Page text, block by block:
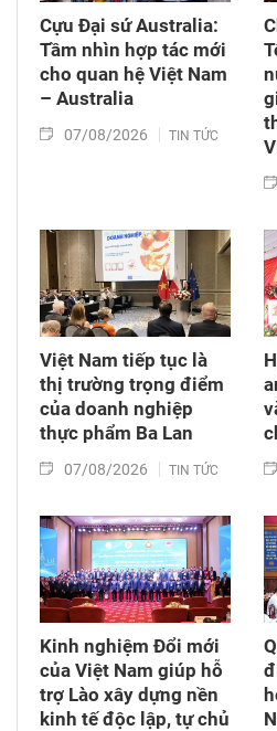
luận ở tổ về 3 dự án Luật
Cựu Đại sứ Australia:
Tầm nhìn hợp tác mới
cho quan hệ Việt Nam
– Australia
07/08/2026 TIN TỨC
Việt Nam tiếp tục là
thị trường trọng điểm
của doanh nghiệp
thực phẩm Ba Lan
07/08/2026 TIN TỨC
Kinh nghiệm Đổi mới
của Việt Nam giúp hỗ
trợ Lào xây dựng nền
kinh tế độc lập, tự chủ